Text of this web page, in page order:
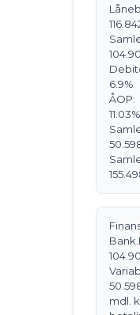
6.9%
ÅOP:
11.03%
Bank.
mdl.